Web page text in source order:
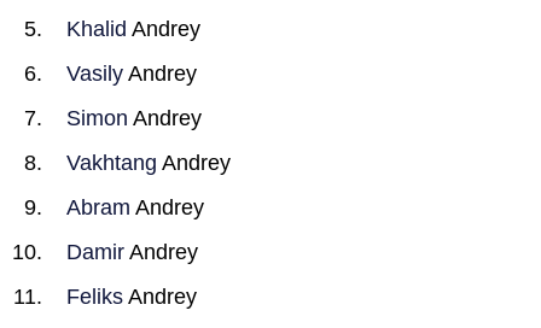
Khalid Andrey
Vasily Andrey
Simon Andrey
Vakhtang Andrey
Abram Andrey
Damir Andrey
Feliks Andrey